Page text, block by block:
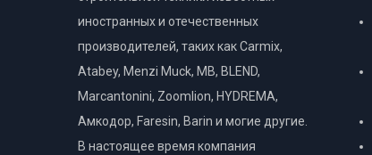
иностранных и отечественных
производителей, таких как Carmix,
Atabey, Menzi Muck, MB, BLEND,
Marcantonini, Zoomlion, HYDREMA,
Амкодор, Faresin, Barin и могие другие.
В настоящее время компания